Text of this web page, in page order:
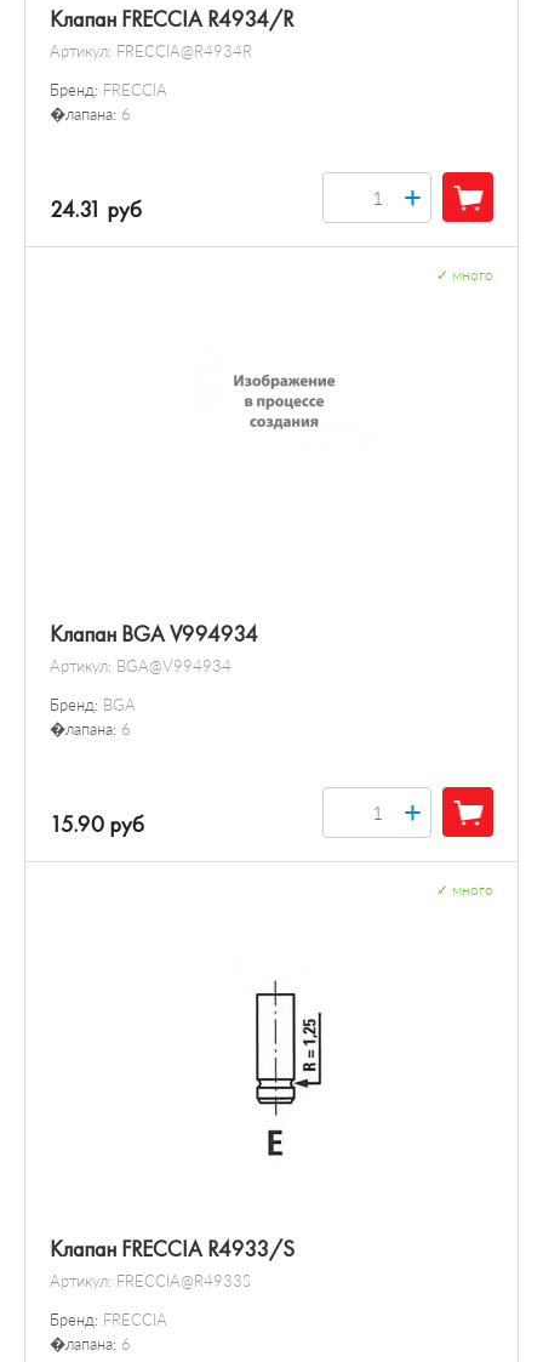
Клапан FRECCIA R4934/R
Артикул: FRECCIA@R4934R
Бренд: FRECCIA
�лапана: 6
24.31 руб +
Клапан BGA V994934
Артикул: BGA@V994934
Бренд: BGA
�лапана: 6
много
15.90 руб +
Клапан FRECCIA R4933/S
Артикул: FRECCIA@R4933S
Бренд: FRECCIA
�лапана: 6
много